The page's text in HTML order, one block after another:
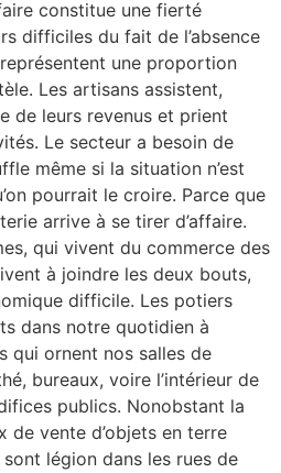
constitue une fierté
difficiles du fait de l’absence
une proportion
Les artisans assistent,
de leurs revenus et prient
Le secteur a besoin de
même si la situation n’est
pourrait le croire. Parce que
arrive à se tirer d’affaire.
qui vivent du commerce des
à joindre les deux bouts,
difficile. Les potiers
dans notre quotidien à
qui ornent nos salles de
bureaux, voire l’intérieur de
publics. Nonobstant la
de vente d’objets en terre
légion dans les rues de